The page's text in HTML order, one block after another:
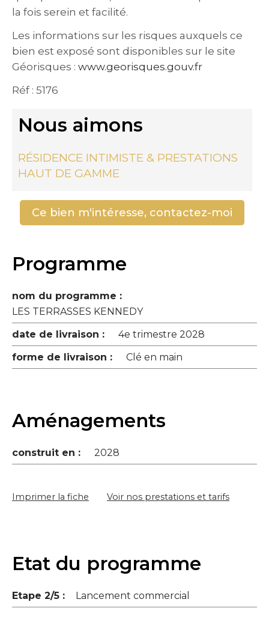
la fois serein et facilité.
Les informations sur les risques auxquels ce
bien est exposé sont disponibles sur le site
Géorisques : www.georisques.gouv.fr
Réf : 5176
Nous aimons
RÉSIDENCE INTIMISTE & PRESTATIONS
HAUT DE GAMME
Ce bien m'intéresse, contactez-moi
Programme
nom du programme :
LES TERRASSES KENNEDY
date de livraison :
4e trimestre 2028
forme de livraison :
Clé en main
Aménagements
construit en : 2028
Imprimer la fiche Voir nos prestations et tarifs
Etat du programme
Etape 2/5 : Lancement commercial